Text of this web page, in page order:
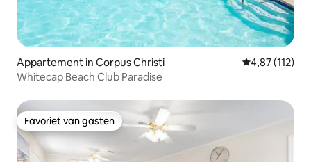
Appartement in Corpus Christi Gemiddelde
4,87 (112)
Whitecap Beach Club Paradise
Favoriet van gasten
Favoriet van gasten